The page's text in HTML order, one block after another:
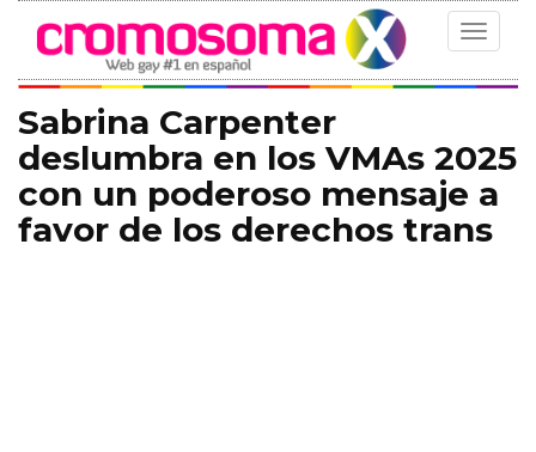
Toggle
Sabrina Carpenter
deslumbra en los VMAs 2025
con un poderoso mensaje a
favor de los derechos trans